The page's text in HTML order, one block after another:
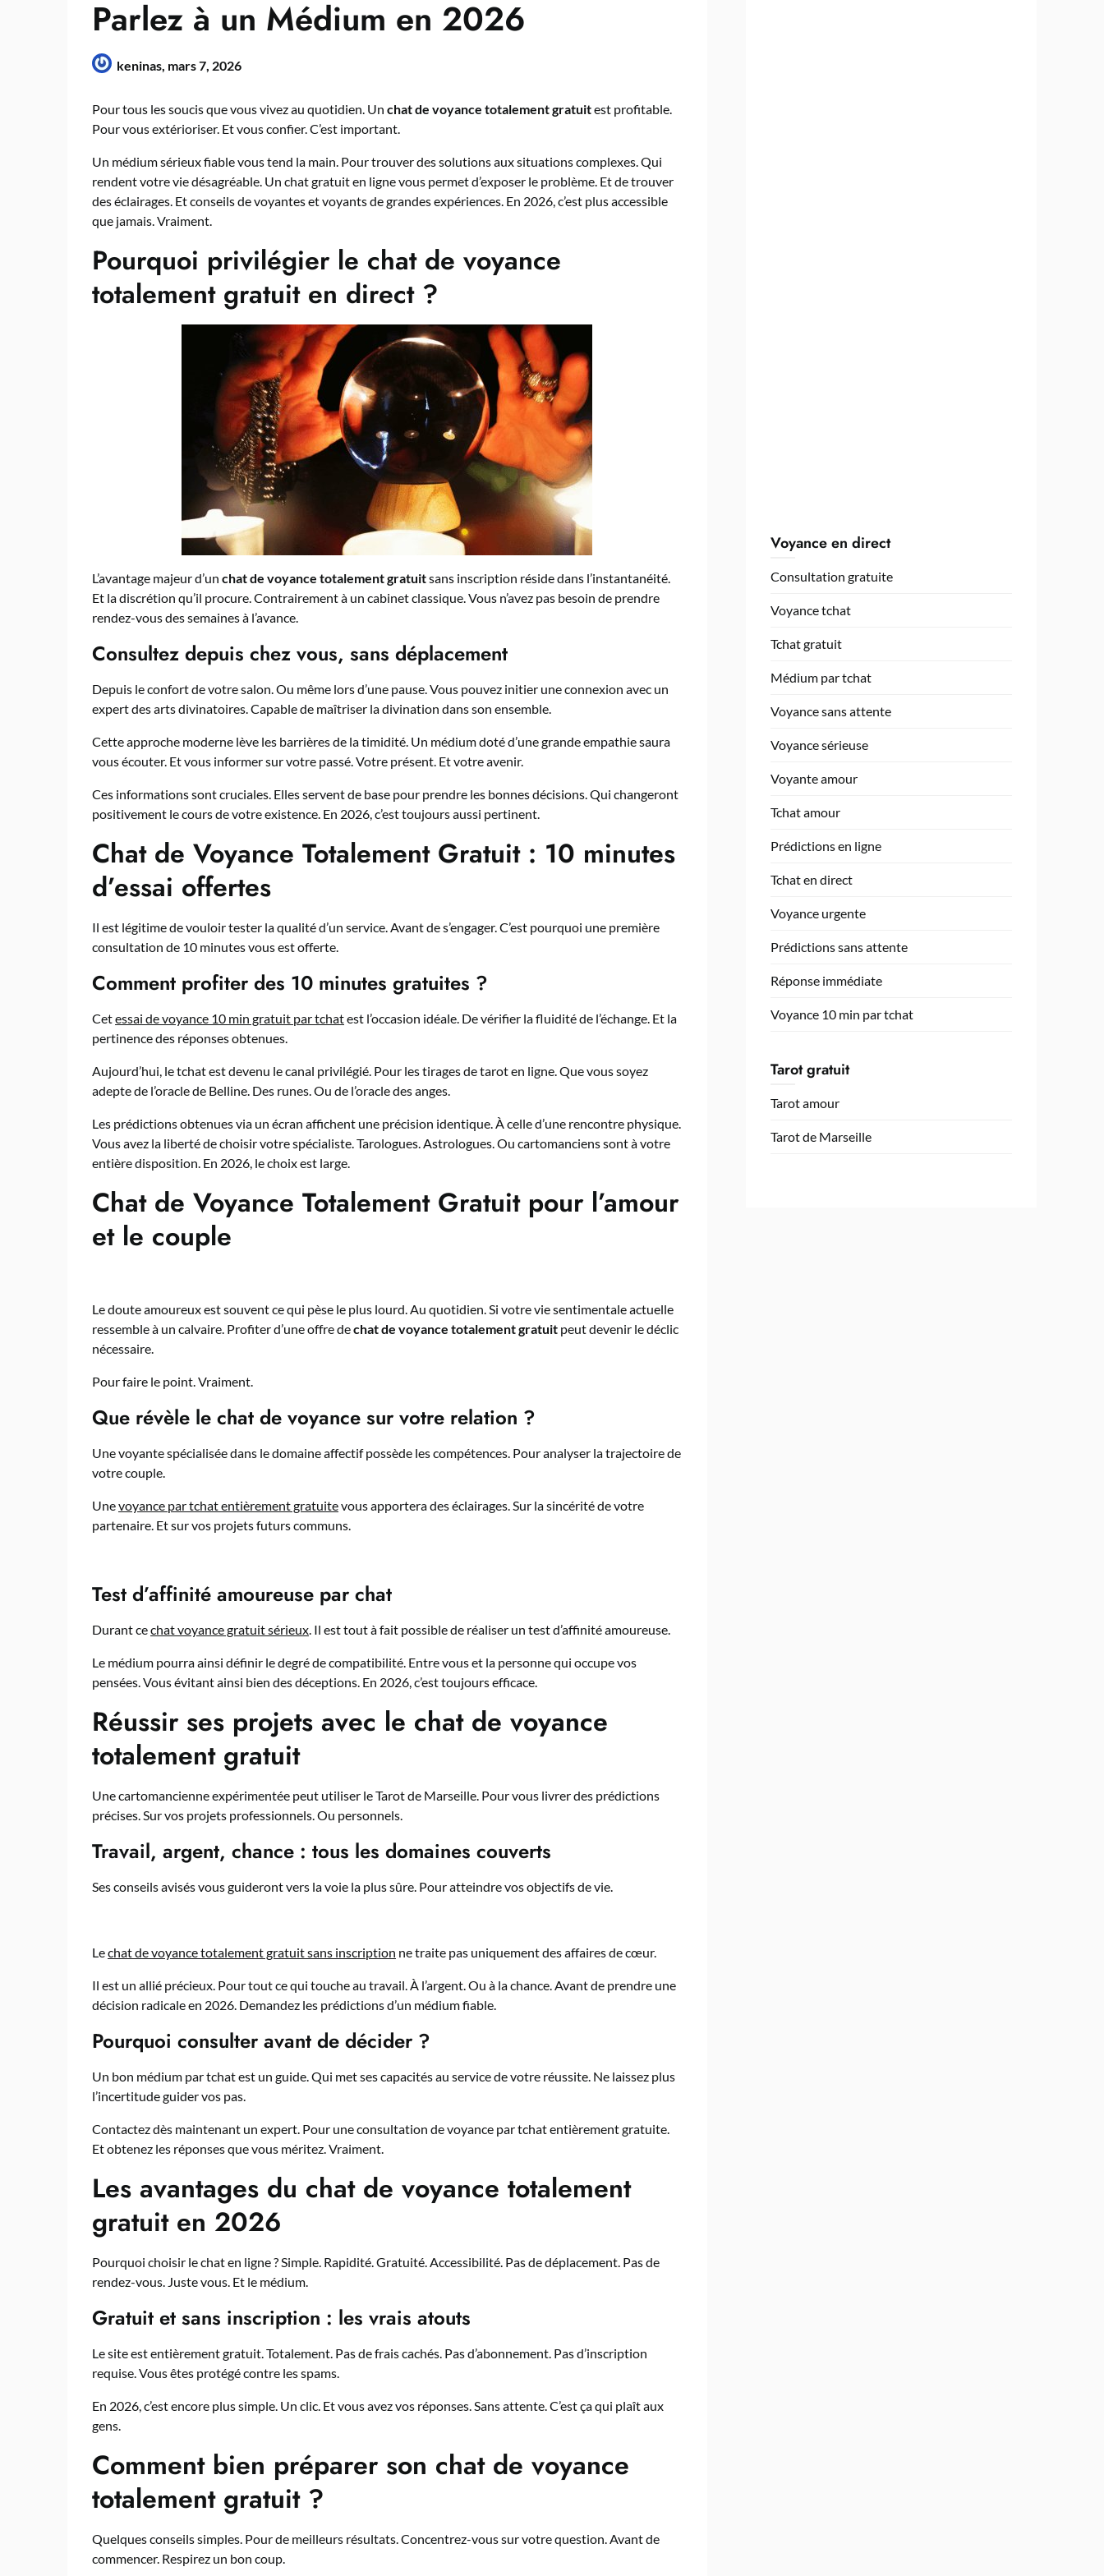
Parlez à un Médium en 2026
keninas, mars 7, 2026
Pour tous les soucis que vous vivez au quotidien. Un chat de voyance totalement gratuitest profitable.
Pour vous extérioriser. Et vous confier. C’est important.
Un médium sérieux fiable vous tend la main. Pour trouver des solutions aux situations complexes. Qui
rendent votre vie désagréable. Un chat gratuit en ligne vous permet d’exposer le problème. Et de trouver
des éclairages. Et conseils de voyantes et voyants de grandes expériences. En 2026, c’est plus accessible
que jamais. Vraiment.
Pourquoi privilégier le chat de voyance
totalement gratuit en direct ?
L’avantage majeur d’un chat de voyance totalement gratuitsans inscription réside dans l’instantanéité.
Et la discrétion qu’il procure. Contrairement à un cabinet classique. Vous n’avez pas besoin de prendre
rendez-vous des semaines à l’avance.
Consultez depuis chez vous, sans déplacement
Depuis le confort de votre salon. Ou même lors d’une pause. Vous pouvez initier une connexion avec un
expert des arts divinatoires. Capable de maîtriser la divination dans son ensemble.
Cette approche moderne lève les barrières de la timidité. Un médium doté d’une grande empathie saura
vous écouter. Et vous informer sur votre passé. Votre présent. Et votre avenir.
Ces informations sont cruciales. Elles servent de base pour prendre les bonnes décisions. Qui changeront
positivement le cours de votre existence. En 2026, c’est toujours aussi pertinent.
Chat de Voyance Totalement Gratuit : 10 minutes
d’essai offertes
Il est légitime de vouloir tester la qualité d’un service. Avant de s’engager. C’est pourquoi une première
consultation de 10 minutes vous est offerte.
Comment profiter des 10 minutes gratuites ?
Cetessai de voyance 10 min gratuit par tchatest l’occasion idéale. De vérifier la fluidité de l’échange. Et la
pertinence des réponses obtenues.
Aujourd’hui, le tchat est devenu le canal privilégié. Pour les tirages de tarot en ligne. Que vous soyez
adepte de l’oracle de Belline. Des runes. Ou de l’oracle des anges.
Les prédictions obtenues via un écran affichent une précision identique. À celle d’une rencontre physique.
Vous avez la liberté de choisir votre spécialiste. Tarologues. Astrologues. Ou cartomanciens sont à votre
entière disposition. En 2026, le choix est large.
Chat de Voyance Totalement Gratuit pour l’amour
et le couple
Le doute amoureux est souvent ce qui pèse le plus lourd. Au quotidien. Si votre vie sentimentale actuelle
ressemble à un calvaire. Profiter d’une offre dechat de voyance totalement gratuit peut devenir le déclic
nécessaire.
Pour faire le point. Vraiment.
Que révèle le chat de voyance sur votre relation ?
Une voyante spécialisée dans le domaine affectif possède les compétences. Pour analyser la trajectoire de
votre couple.
Unevoyance par tchat entièrement gratuitevous apportera des éclairages. Sur la sincérité de votre
partenaire. Et sur vos projets futurs communs.
Test d’affinité amoureuse par chat
Durant cechat voyance gratuit sérieux. Il est tout à fait possible de réaliser un test d’affinité amoureuse.
Le médium pourra ainsi définir le degré de compatibilité. Entre vous et la personne qui occupe vos
pensées. Vous évitant ainsi bien des déceptions. En 2026, c’est toujours efficace.
Réussir ses projets avec le chat de voyance
totalement gratuit
Une cartomancienne expérimentée peut utiliser le Tarot de Marseille. Pour vous livrer des prédictions
précises. Sur vos projets professionnels. Ou personnels.
Travail, argent, chance : tous les domaines couverts
Ses conseils avisés vous guideront vers la voie la plus sûre. Pour atteindre vos objectifs de vie.
Lechat de voyance totalement gratuit sans inscription ne traite pas uniquement des affaires de cœur.
Il est un allié précieux. Pour tout ce qui touche au travail. À l’argent. Ou à la chance. Avant de prendre une
décision radicale en 2026. Demandez les prédictions d’un médium fiable.
Pourquoi consulter avant de décider ?
Un bon médium par tchat est un guide. Qui met ses capacités au service de votre réussite. Ne laissez plus
l’incertitude guider vos pas.
Contactez dès maintenant un expert. Pour une consultation de voyance par tchat entièrement gratuite.
Et obtenez les réponses que vous méritez. Vraiment.
Les avantages du chat de voyance totalement
gratuit en 2026
Pourquoi choisir le chat en ligne ? Simple. Rapidité. Gratuité. Accessibilité. Pas de déplacement. Pas de
rendez-vous. Juste vous. Et le médium.
Gratuit et sans inscription : les vrais atouts
Le site est entièrement gratuit. Totalement. Pas de frais cachés. Pas d’abonnement. Pas d’inscription
requise. Vous êtes protégé contre les spams.
En 2026, c’est encore plus simple. Un clic. Et vous avez vos réponses. Sans attente. C’est ça qui plaît aux
gens.
Comment bien préparer son chat de voyance
totalement gratuit ?
Quelques conseils simples. Pour de meilleurs résultats. Concentrez-vous sur votre question. Avant de
commencer. Respirez un bon coup.
Voyance en direct
Consultation gratuite
Voyance tchat
Tchat gratuit
Médium par tchat
Voyance sans attente
Voyance sérieuse
Voyante amour
Tchat amour
Prédictions en ligne
Tchat en direct
Voyance urgente
Prédictions sans attente
Réponse immédiate
Voyance 10 min par tchat
Tarot gratuit
Tarot amour
Tarot de Marseille